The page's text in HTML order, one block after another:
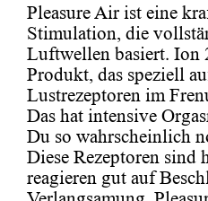
Pleasure Air ist eine
Stimulation, die
Luftwellen basiert. Ion
Produkt, das speziell
Lustrezeptoren im
Das hat intensive
Du so wahrscheinlich
Diese Rezeptoren
reagieren gut auf